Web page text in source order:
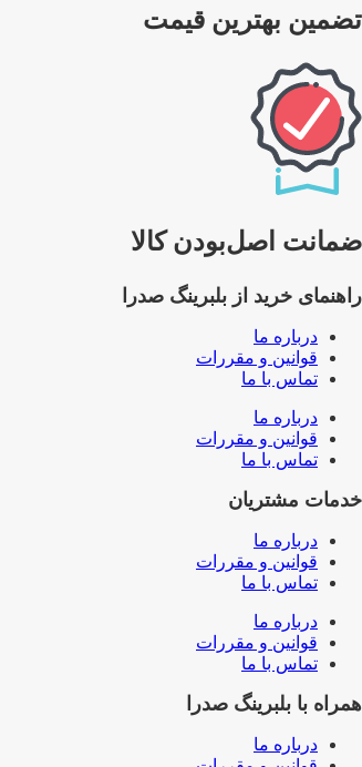
تضمین بهترین قیمت
ضمانت اصل‌بودن کالا
راهنمای خرید از بلبرینگ صدرا
درباره ما
قوانین و مقررات
تماس با ما
درباره ما
قوانین و مقررات
تماس با ما
خدمات مشتریان
درباره ما
قوانین و مقررات
تماس با ما
درباره ما
قوانین و مقررات
تماس با ما
همراه با بلبرینگ صدرا
درباره ما